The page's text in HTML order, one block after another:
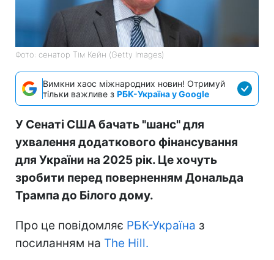
Фото: cенатор Тім Кейн (Getty Images)
Вимкни хаос міжнародних новин! Отримуй
тільки важливе з РБК-Україна у Google
У Сенаті США бачать "шанс" для
ухвалення додаткового фінансування
для України на 2025 рік. Це хочуть
зробити перед поверненням Дональда
Трампа до Білого дому.
Про це повідомляє РБК-Україна з
посиланням на The Hill.